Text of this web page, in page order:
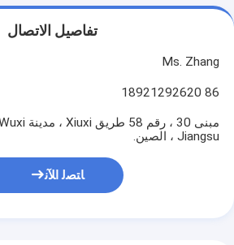
تفاصيل الاتصال
Ms. Zhang
86 18921292620
Jiangsu ، الصين.
ﺎﺘﺼﻟ ﺍﻶﻧ